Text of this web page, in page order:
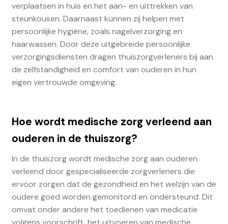
verplaatsen in huis en het aan- en uittrekken van
steunkousen. Daarnaast kunnen zij helpen met
persoonlijke hygiëne, zoals nagelverzorging en
haarwassen. Door deze uitgebreide persoonlijke
verzorgingsdiensten dragen thuiszorgverleners bij aan
de zelfstandigheid en comfort van ouderen in hun
eigen vertrouwde omgeving.
Hoe wordt medische zorg verleend aan
ouderen in de thuiszorg?
In de thuiszorg wordt medische zorg aan ouderen
verleend door gespecialiseerde zorgverleners die
ervoor zorgen dat de gezondheid en het welzijn van de
oudere goed worden gemonitord en ondersteund. Dit
omvat onder andere het toedienen van medicatie